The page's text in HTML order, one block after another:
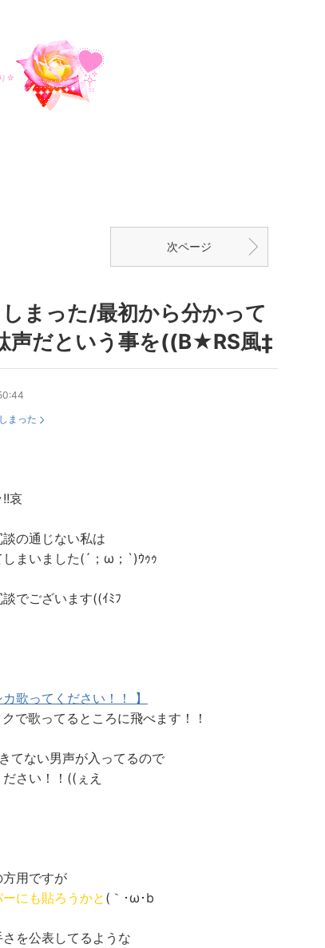
☆
次ページ
まった/最初から分かって
だという事を((B★RS風‡
まった
!!哀
の通じない私は
しまいました(´；ω；`)ｳｩｩ
でございます((ｲﾐﾌ
カ歌ってください！！ 】
で歌ってるところに飛べます！！
てない男声が入ってるので
さい！！((ぇえ
用ですが
にも貼ろうかと(｀･ω･b
を公表してるような